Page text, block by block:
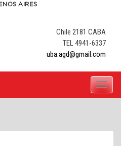
Chile 2181 CABA
TEL 4941-6337
uba.agd@gmail.com
Toggle